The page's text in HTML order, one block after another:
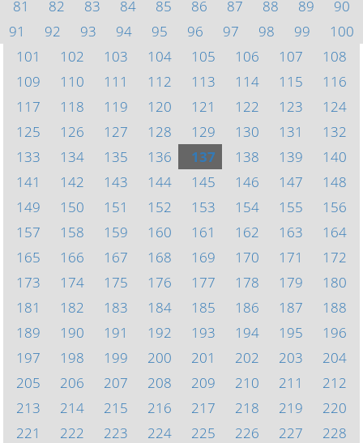
81
82 83 84 85 86 87 88 89
90
91
92 93 94 95 96 97 98 99
100
101
102 103 104 105 106 107
108
109
110 111 112 113 114 115
116
117
118 119 120 121 122 123
124
125
126 127 128 129 130 131
132
133
134 135 136 137 138 139
140
141
142 143 144 145 146 147
148
149
150 151 152 153 154 155
156
157
158 159 160 161 162 163
164
165
166 167 168 169 170 171
172
173
174 175 176 177 178 179
180
181
182 183 184 185 186 187
188
189
190 191 192 193 194 195
196
197
198 199 200 201 202 203
204
205
206 207 208 209 210 211
212
213
214 215 216 217 218 219
220
221
222 223 224 225 226 227
228